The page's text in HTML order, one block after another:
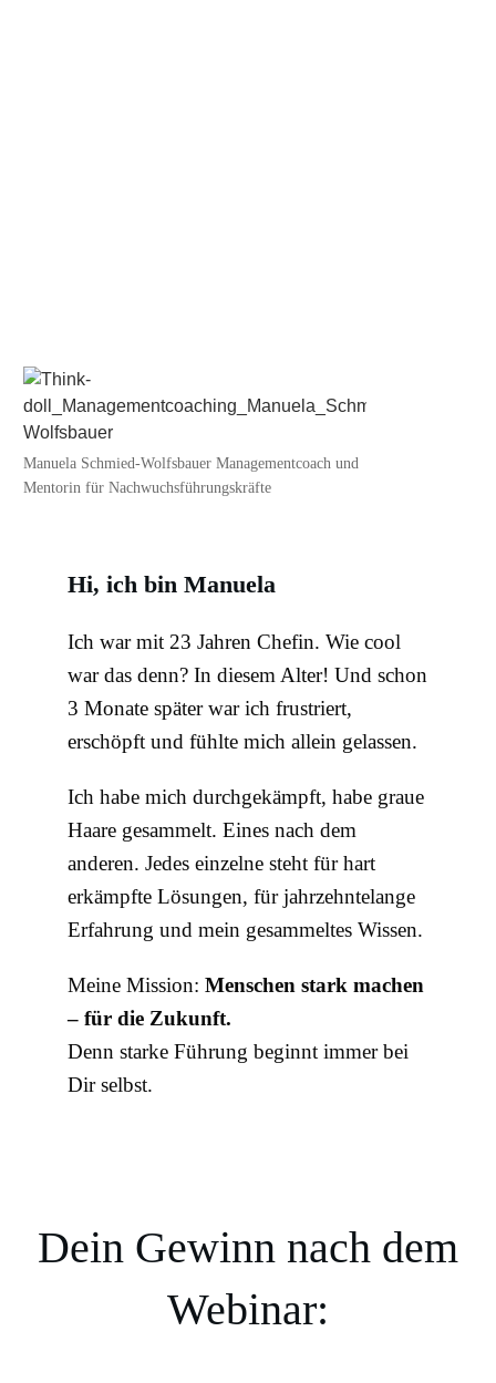
Manuela Schmied-Wolfsbauer Managementcoach und
Mentorin für Nachwuchsführungskräfte
Hi, ich bin Manuela
Ich war mit 23 Jahren Chefin. Wie cool
war das denn? In diesem Alter! Und schon
3 Monate später war ich frustriert,
erschöpft und fühlte mich allein gelassen.
Ich habe mich durchgekämpft, habe graue
Haare gesammelt. Eines nach dem
anderen. Jedes einzelne steht für hart
erkämpfte Lösungen, für jahrzehntelange
Erfahrung und mein gesammeltes Wissen.
Meine Mission: Menschen stark machen
– für die Zukunft.
Denn starke Führung beginnt immer bei
Dir selbst.
Dein Gewinn nach dem
Webinar: